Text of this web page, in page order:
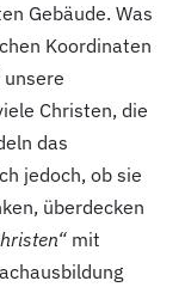
Gebäude. Was
Koordinaten
Christen, die
das
jedoch, ob sie
überdecken
mit